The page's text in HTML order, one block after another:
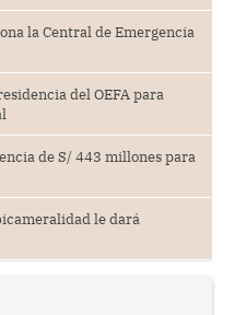
la Central de Emergencia
del OEFA para
de S/ 443 millones para
le dará